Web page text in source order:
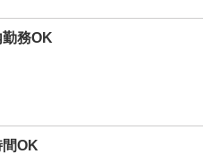
務OK
OK